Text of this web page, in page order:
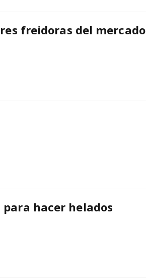
freidoras del mercado
hacer helados